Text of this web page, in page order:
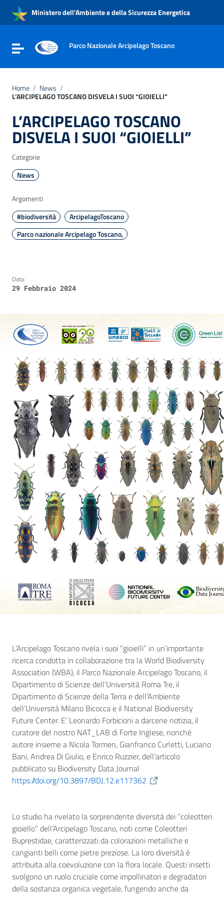
Vai al menu di navigazione
Vai al footer
Ministero dell'Ambiente e della Sicurezza Energetica
Attiva / disattiva la navigazione
Parco Nazionale Arcipelago Toscano
Home / News /
L’ARCIPELAGO TOSCANO DISVELA I SUOI “GIOIELLI”
L’ARCIPELAGO TOSCANO
DISVELA I SUOI “GIOIELLI”
Categorie
News
Argomenti
#biodiversità
ArcipelagoToscano
Parco nazionale Arcipelago Toscano,
Data:
29 Febbraio 2024
L’Arcipelago Toscano rivela i suoi “gioielli” in un’importante
ricerca condotta in collaborazione tra la World Biodiversity
Association (WBA), il Parco Nazionale Arcipelago Toscano, il
Dipartimento di Scienze dell’Università Roma Tre, il
Dipartimento di Scienze della Terra e dell’Ambiente
dell’Università Milano Bicocca e il National Biodiversity
Future Center. E’ Leonardo Forbicioni a darcene notizia, il
curatore del nostro NAT_LAB di Forte Inglese, nonché
autore insieme a Nicola Tormen, Gianfranco Curletti, Luciano
Bani, Andrea Di Giulio, e Enrico Ruzzier, dell’articolo
pubblicato su Biodiversity Data Journal
https://doi.org/10.3897/BDJ.12.e117362
Lo studio ha rivelato la sorprendente diversità dei “coleotteri
gioiello” dell’Arcipelago Toscano, noti come Coleotteri
Buprestidae, caratterizzati da colorazioni metalliche e
cangianti belli come pietre preziose. La loro diversità è
attribuita alla coevoluzione con la flora locale. Questi insetti
svolgono un ruolo cruciale come impollinatori e degradatori
della sostanza organica vegetale, fungendo anche da